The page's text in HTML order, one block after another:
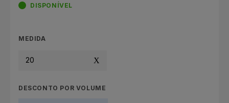
DISPONÍVEL
MEDIDA
20
DESCONTO POR VOLUME